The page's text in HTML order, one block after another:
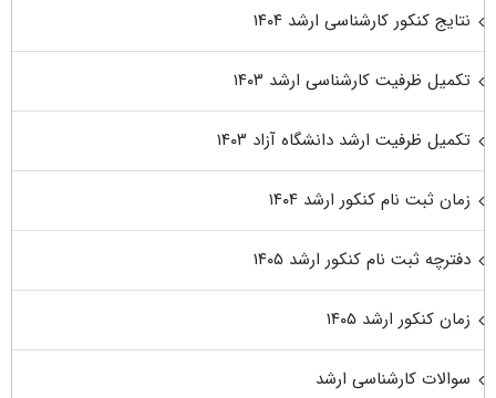
نتایج کنکور کارشناسی ارشد ۱۴۰۴
تکمیل ظرفیت کارشناسی ارشد ۱۴۰۳
تکمیل ظرفیت ارشد دانشگاه آزاد ۱۴۰۳
زمان ثبت نام کنکور ارشد ۱۴۰۴
دفترچه ثبت نام کنکور ارشد ۱۴۰۵
زمان کنکور ارشد ۱۴۰۵
سوالات کارشناسی ارشد